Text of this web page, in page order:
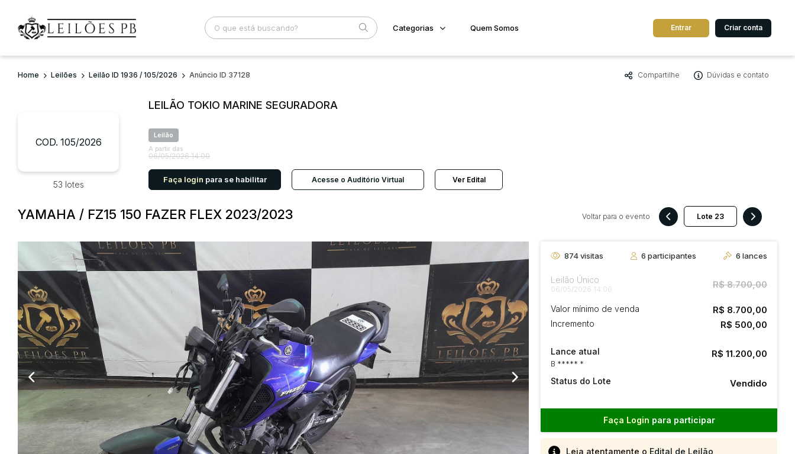
Busca por palavra-chave Categoria Cidade
Categorias Quem Somos Entrar Criar conta
Home Leilões Leilão ID 1936 / 105/2026 Anúncio ID 37128 Compartilhe Dúvidas e contato
COD. 105/2026
53 lotes
LEILÃO TOKIO MARINE SEGURADORA
Leilão
A partir das
06/05/2026 14:00
Faça login para se habilitar Acesse o Auditório Virtual Ver Edital
YAMAHA / FZ15 150 FAZER FLEX 2023/2023 Voltar para o evento
874visitas 6 participantes 6 lances
Leilão Único
06/05/2026 14:00 R$ 8.700,00
Valor mínimo de venda R$ 8.700,00
Incremento R$ 500,00
Lance atual
B ***** *
R$ 11.200,00
Status do Lote Vendido
Faça Login para participar
Leia atentamente o Edital de Leilão